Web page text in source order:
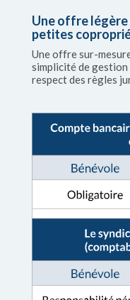
Une offre
petites
Une offre sur-
simplicité de
respect des règles